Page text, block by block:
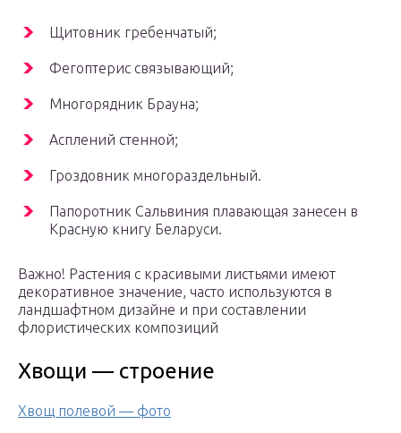
Щитовник гребенчатый;
Фегоптерис связывающий;
Многорядник Брауна;
Асплений стенной;
Гроздовник многораздельный.
Папоротник Сальвиния плавающая занесен в
Красную книгу Беларуси.
Важно! Растения с красивыми листьями имеют
декоративное значение, часто используются в
ландшафтном дизайне и при составлении
флористических композиций
Хвощи — строение
Хвощ полевой — фото